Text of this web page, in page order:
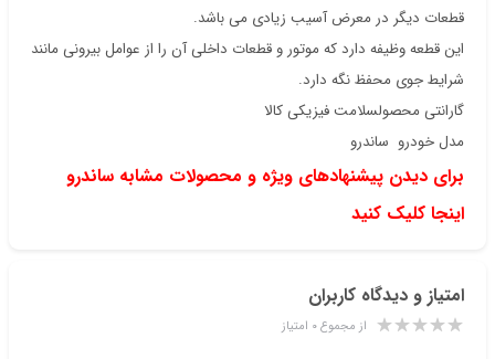
قطعات دیگر در معرض آسیب زیادی می باشد.
این قطعه وظیفه دارد که موتور و قطعات داخلی آن را از عوامل بیرونی مانند
شرایط جوی محفظ نگه دارد.
گارانتی محصولسلامت فیزیکی کالا
مدل خودرو ساندرو
برای دیدن پیشنهادهای ویژه و محصولات مشابه ساندرو
اینجا کلیک کنید
امتیاز و دیدگاه کاربران
از مجموع ۰ امتیاز